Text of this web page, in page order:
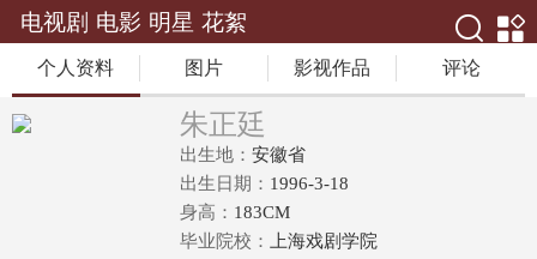
电视剧 电影 明星 花絮
个人资料 图片 影视作品 评论
朱正廷
出生地： 安徽省
出生日期： 1996-3-18
身高： 183CM
毕业院校：
上海戏剧学院